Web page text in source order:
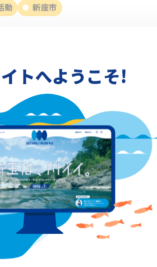
動
新座市
土) 09.01(日) 1
分受付開始）
場クリーン活
0（受付開始：
とめきちお
トへようこそ!